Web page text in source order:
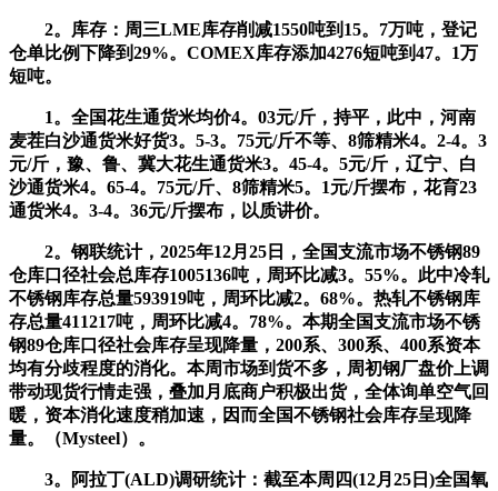
2。库存：周三LME库存削减1550吨到15。7万吨，登记
仓单比例下降到29%。COMEX库存添加4276短吨到47。1万
短吨。
1。全国花生通货米均价4。03元/斤，持平，此中，河南
麦茬白沙通货米好货3。5-3。75元/斤不等、8筛精米4。2-4。3
元/斤，豫、鲁、冀大花生通货米3。45-4。5元/斤，辽宁、白
沙通货米4。65-4。75元/斤、8筛精米5。1元/斤摆布，花育23
通货米4。3-4。36元/斤摆布，以质讲价。
2。钢联统计，2025年12月25日，全国支流市场不锈钢89
仓库口径社会总库存1005136吨，周环比减3。55%。此中冷轧
不锈钢库存总量593919吨，周环比减2。68%。热轧不锈钢库
存总量411217吨，周环比减4。78%。本期全国支流市场不锈
钢89仓库口径社会库存呈现降量，200系、300系、400系资本
均有分歧程度的消化。本周市场到货不多，周初钢厂盘价上调
带动现货行情走强，叠加月底商户积极出货，全体询单空气回
暖，资本消化速度稍加速，因而全国不锈钢社会库存呈现降
量。（Mysteel）。
3。阿拉丁(ALD)调研统计：截至本周四(12月25日)全国氧